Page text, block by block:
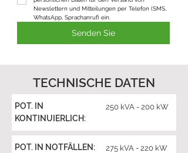
Newslettern und Mitteilungen per Telefon (SMS,
WhatsApp, Sprachanruf) ein.
Senden Sie
TECHNISCHE DATEN
POT. IN
KONTINUIERLICH:
250 kVA - 200 kW
POT. IN NOTFÄLLEN: 275 kVA - 220 kW